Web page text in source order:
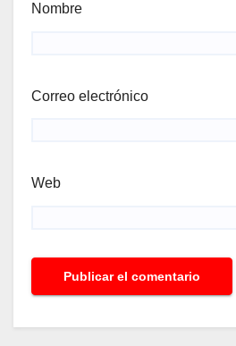
Nombre
Correo electrónico
Web